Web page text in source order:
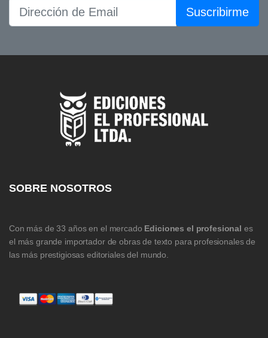
Suscribirme
SOBRE NOSOTROS
Con más de 33 años en el mercado Ediciones el profesional es
el más grande importador de obras de texto para profesionales de
las más prestigiosas editoriales del mundo.